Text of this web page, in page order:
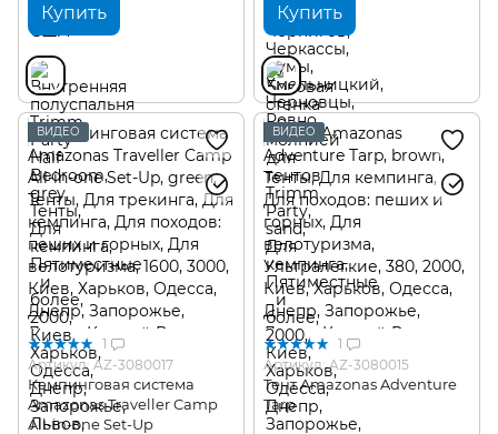
Купить Купить
ВИДЕО
1
Артикул: AZ-3080017
Кемпинговая система
Amazonas Traveller Camp
All-in-one Set-Up
ВИДЕО
1
Артикул: AZ-3080015
Тент Amazonas Adventure
Tarp